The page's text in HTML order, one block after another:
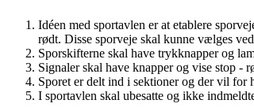
Idéen med sportavlen er at etablere
rødt. Disse sporveje skal kunne vælges
Sporskifterne skal have trykknapper og
Signaler skal have knapper og vise stop -
Sporet er delt ind i sektioner og der vil for
I sportavlen skal ubesatte og ikke